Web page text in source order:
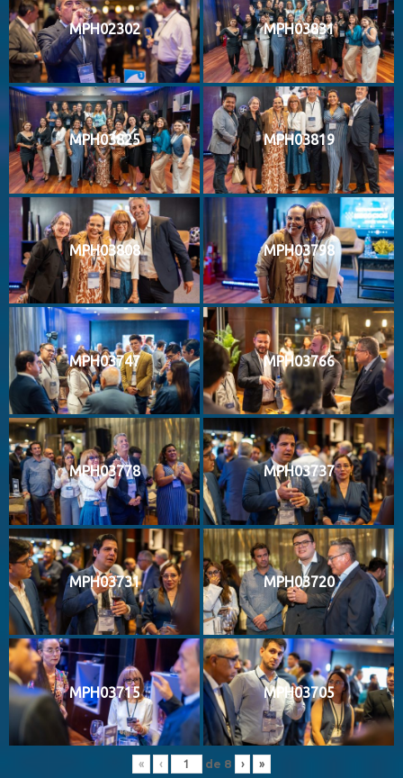
MPH02302 MPH03831
MPH03825 MPH03819
MPH03808 MPH03798
MPH03747 MPH03766
MPH03778 MPH03737
MPH03731 MPH03720
MPH03715 MPH03705
« ‹ de 8 › »